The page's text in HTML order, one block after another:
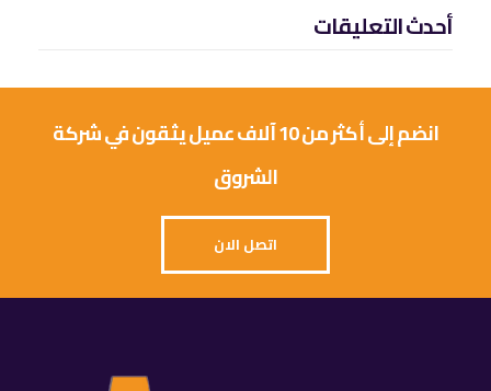
أحدث التعليقات
انضم إلى أكثر من 10 آلاف عميل يثقون في شركة
الشروق
اتصل الان